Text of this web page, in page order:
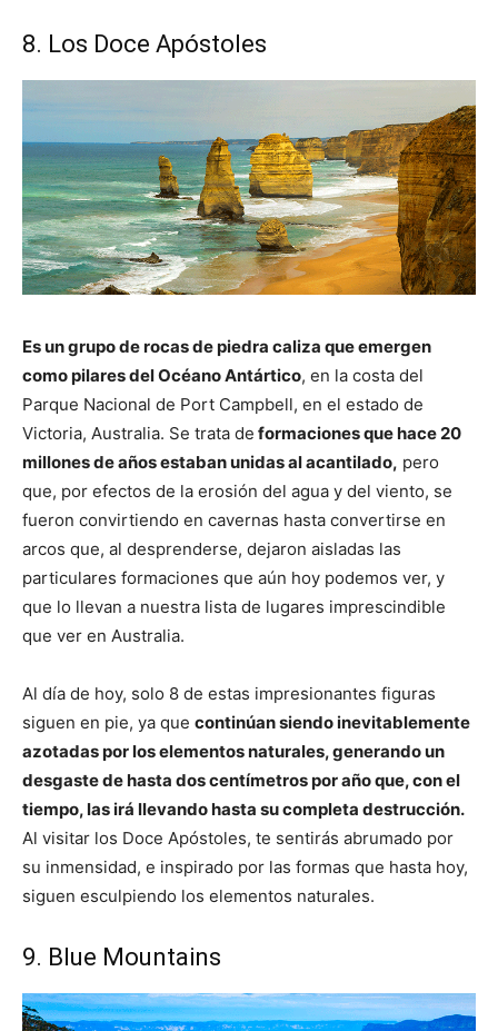
8. Los Doce Apóstoles
Es un grupo de rocas de piedra caliza que emergen
como pilares del Océano Antártico, en la costa del
Parque Nacional de Port Campbell, en el estado de
Victoria, Australia. Se trata de formaciones que hace 20
millones de años estaban unidas al acantilado, pero
que, por efectos de la erosión del agua y del viento, se
fueron convirtiendo en cavernas hasta convertirse en
arcos que, al desprenderse, dejaron aisladas las
particulares formaciones que aún hoy podemos ver, y
que lo llevan a nuestra lista de lugares imprescindible
que ver en Australia.
Al día de hoy, solo 8 de estas impresionantes figuras
siguen en pie, ya que continúan siendo inevitablemente
azotadas por los elementos naturales, generando un
desgaste de hasta dos centímetros por año que, con el
tiempo, las irá llevando hasta su completa destrucción.
Al visitar los Doce Apóstoles, te sentirás abrumado por
su inmensidad, e inspirado por las formas que hasta hoy,
siguen esculpiendo los elementos naturales.
9. Blue Mountains